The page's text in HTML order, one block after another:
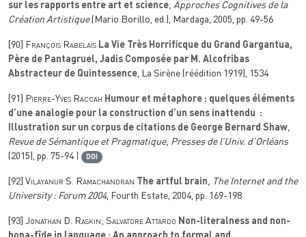
sur les rapports entre art et science, Approches Cognitives de la
Création Artistique(Mario Borillo, ed.), Mardaga, 2005, pp. 49-56
[90] François Rabelais La Vie Très Horrificque du Grand Gargantua,
Père de Pantagruel, Jadis Composée par M. Alcofribas
Abstracteur de Quintessence, La Sirène (réédition 1919), 1534
[91] Pierre-Yves Raccah Humour et métaphore : quelques éléments
d’une analogie pour la construction d’un sens inattendu :
Illustration sur un corpus de citations de George Bernard Shaw,
Revue de Sémantique et Pragmatique, Presses de l’Univ. d’Orléans
(2015), pp. 75-94 |
DOI
[92] Vilayanur S. Ramachandran The artful brain, The Internet and the
University : Forum 2004, Fourth Estate, 2004, pp. 169-198
[93] Jonathan D. Raskin; Salvatore Attardo Non-literalness and non-